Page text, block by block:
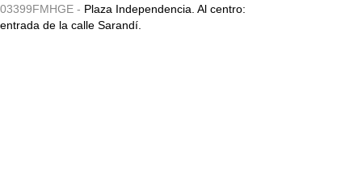
03399FMHGE - Plaza Independencia. Al centro:
entrada de la calle Sarandí.